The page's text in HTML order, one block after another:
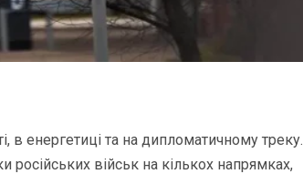
енергетиці та на дипломатичному треку.
російських військ на кількох напрямках,